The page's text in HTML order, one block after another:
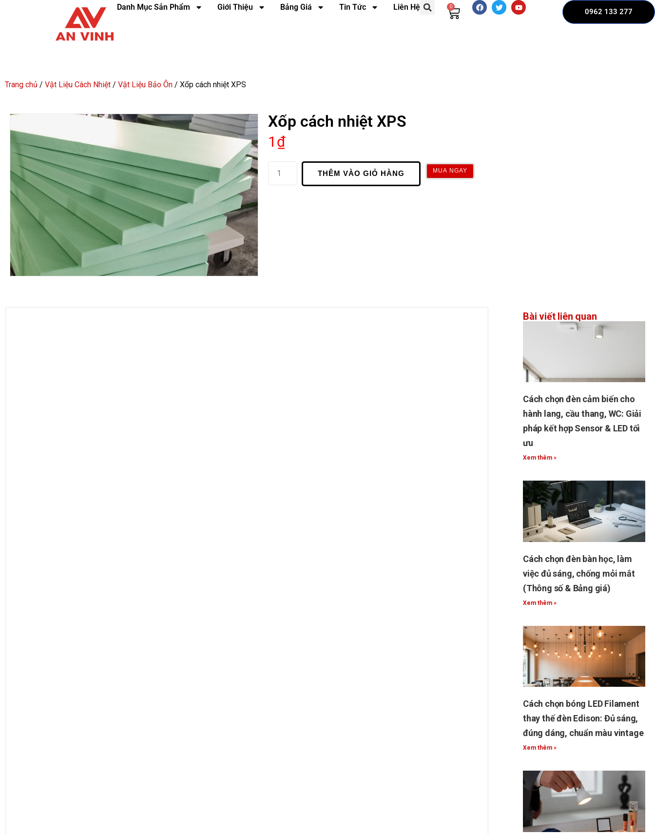
Danh Mục Sản Phẩm Giới Thiệu Bảng Giá Tin Tức Liên Hệ 0
0962 133 277
Trang chủ / Vật Liệu Cách Nhiệt / Vật Liệu Bảo Ôn / Xốp cách nhiệt XPS
Xốp cách nhiệt XPS
1 ₫
THÊM VÀO GIỎ HÀNG MUA NGAY
Bài viết liên quan
Cách chọn đèn cảm biến cho
hành lang, cầu thang, WC: Giải
pháp kết hợp Sensor & LED tối
ưu
Xem thêm »
Cách chọn đèn bàn học, làm
việc đủ sáng, chống mỏi mắt
(Thông số & Bảng giá)
Xem thêm »
Cách chọn bóng LED Filament
thay thế đèn Edison: Đủ sáng,
đúng dáng, chuẩn màu vintage
Xem thêm »